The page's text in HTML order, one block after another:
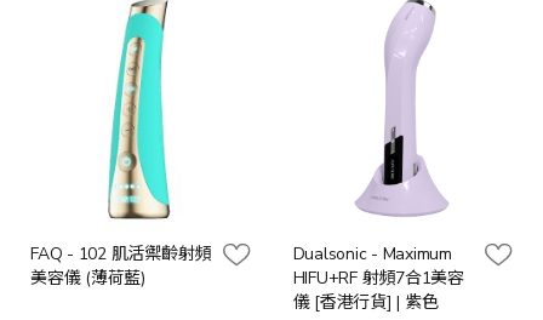
FAQ - 102 肌活禦齡射頻
美容儀 (薄荷藍)
Dualsonic - Maximum
HIFU+RF 射頻7合1美容
儀 [香港行貨] | 紫色